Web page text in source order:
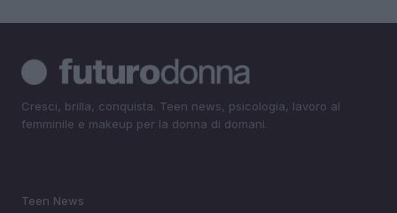
Cresci, brilla, conquista. Teen news, psicologia, lavoro al
femminile e makeup per la donna di domani.
Teen News